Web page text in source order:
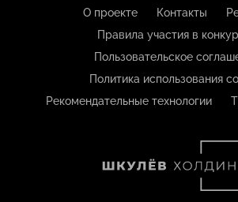
О проекте Контакты
Правила участия в
Пользовательское
Политика использования
Рекомендательные технологии